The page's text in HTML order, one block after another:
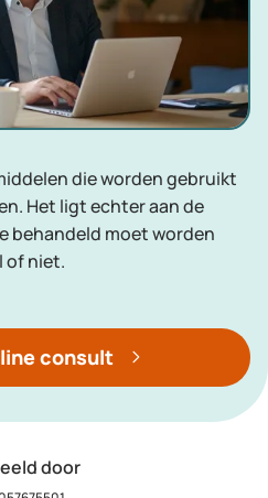
die worden gebruikt
Het ligt echter aan de
behandeld moet worden
of niet.
consult
door